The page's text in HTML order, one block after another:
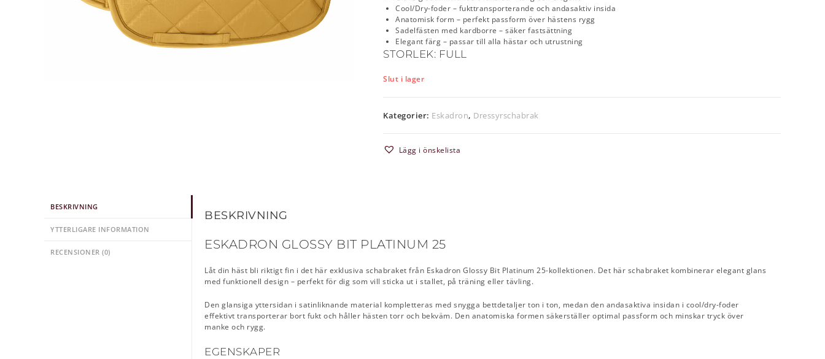
Cool/Dry-foder – fukttransporterande och andasaktiv insida
Anatomisk form – perfekt passform över hästens rygg
Sadelfästen med kardborre – säker fastsättning
Elegant färg – passar till alla hästar och utrustning
STORLEK: FULL
Slut i lager
Kategorier: Eskadron, Dressyrschabrak
Lägg i önskelista
BESKRIVNING
YTTERLIGARE INFORMATION
RECENSIONER (0)
BESKRIVNING
ESKADRON GLOSSY BIT PLATINUM 25
Låt din häst bli riktigt fin i det här exklusiva schabraket från Eskadron Glossy Bit Platinum 25-kollektionen. Det här schabraket kombinerar elegant glans
med funktionell design – perfekt för dig som vill sticka ut i stallet, på träning eller tävling.
Den glansiga yttersidan i satinliknande material kompletteras med snygga bettdetaljer ton i ton, medan den andasaktiva insidan i cool/dry-foder
effektivt transporterar bort fukt och håller hästen torr och bekväm. Den anatomiska formen säkerställer optimal passform och minskar tryck över
manke och rygg.
EGENSKAPER